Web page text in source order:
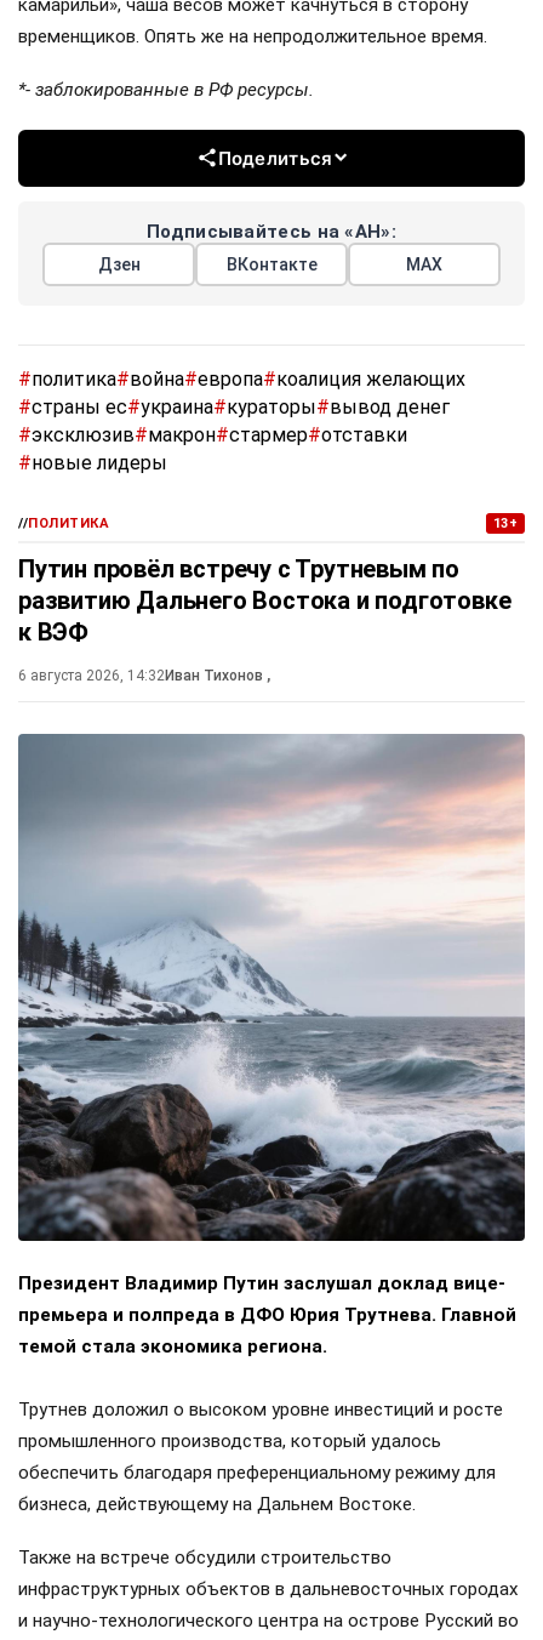
камарильи», чаша весов может качнуться в сторону
временщиков. Опять же на непродолжительное время.
*- заблокированные в РФ ресурсы.
Поделиться
Подписывайтесь на «АН»:
Дзен ВКонтакте МАХ
#политика#война#европа#коалиция желающих
#страны ес#украина#кураторы#вывод денег
#эксклюзив#макрон#стармер#отставки
#новые лидеры
//ПОЛИТИКА 13+
Путин провёл встречу с Трутневым по
развитию Дальнего Востока и подготовке
к ВЭФ
6 августа 2026, 14:32Иван Тихонов ,
Президент Владимир Путин заслушал доклад вице-
премьера и полпреда в ДФО Юрия Трутнева. Главной
темой стала экономика региона.
Трутнев доложил о высоком уровне инвестиций и росте
промышленного производства, который удалось
обеспечить благодаря преференциальному режиму для
бизнеса, действующему на Дальнем Востоке.
Также на встрече обсудили строительство
инфраструктурных объектов в дальневосточных городах
и научно-технологического центра на острове Русский во